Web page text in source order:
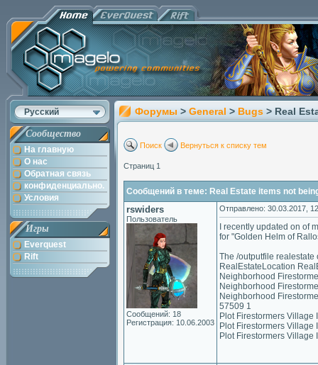
Русский
Сообщество
На главную
О нас
Обратная связь
конфиденциально.
Условия
Игры
Everquest
Rift
Форумы > General > Bugs > Real
Поиск Вернуться к списку тем
Страниц 1
Сообщений в теме: Real Estate items not
rswiders
Пользователь
Сообщений: 18
Регистрация: 10.06.2003
Отправлено: 30.03.2017,
I recently updated on of
for "Golden Helm of
The /outputfile realestate
RealEstateLocation
Neighborhood
Neighborhood
Neighborhood
57509 1
Plot Firestormers Village
Plot Firestormers Village
Plot Firestormers Village